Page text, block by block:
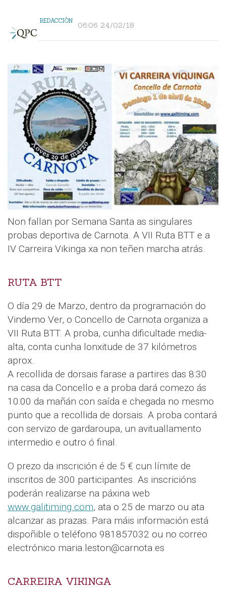
REDACCIÓN 06:06 24/02/18
Non fallan por Semana Santa as singulares
probas deportiva de Carnota. A VII Ruta BTT e a
IV Carreira Vikinga xa non teñen marcha atrás.
RUTA BTT
O día 29 de Marzo, dentro da programación do
Vindemo Ver, o Concello de Carnota organiza a
VII Ruta BTT. A proba, cunha dificultade media-
alta, conta cunha lonxitude de 37 kilómetros
aprox.
A recollida de dorsais farase a partires das 8:30
na casa da Concello e a proba dará comezo ás
10:00 da mañán con saída e chegada no mesmo
punto que a recollida de dorsais. A proba contará
con servizo de gardaroupa, un avituallamento
intermedio e outro ó final.
O prezo da inscrición é de 5 € cun límite de
inscritos de 300 participantes. As inscricións
poderán realizarse na páxina web
www.galitiming.com, ata o 25 de marzo ou ata
alcanzar as prazas. Para máis información está
dispoñible o teléfono 981857032 ou no correo
electrónico maria.leston@carnota.es
CARREIRA VIKINGA